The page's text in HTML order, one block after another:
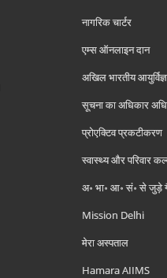
नागरिक चार्टर
एम्स ऑनलाइन दान
अखिल भारतीय
सूचना का अधिकार
प्रोएक्टिव प्रकटीकरण
स्वास्थ्य और परिवार
अ॰ भा॰ आ॰ सं॰ से जुड़े
Mission Delhi
मेरा अस्पताल
Hamara AIIMS